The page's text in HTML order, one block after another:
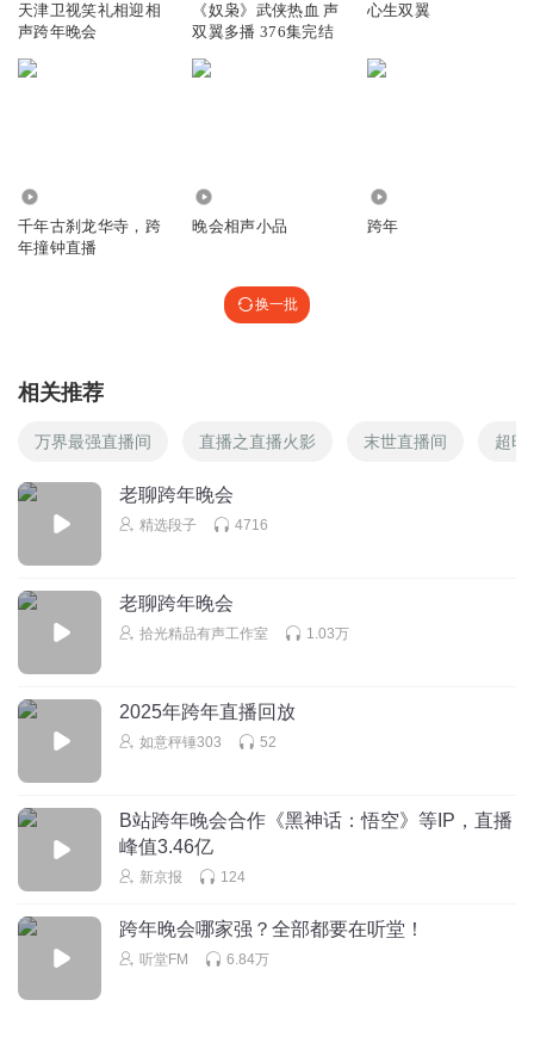
天津卫视笑礼相迎相
声跨年晚会
《奴枭》武侠热血 声
双翼多播 376集完结
心生双翼
千年古刹龙华寺，跨
年撞钟直播
晚会相声小品 跨年
换一批
相关推荐
万界最强直播间 直播之直播火影 末世直播间 超时
老聊跨年晚会
精选段子 4716
老聊跨年晚会
拾光精品有声工作室 1.03万
2025年跨年直播回放
如意秤锤303 52
B站跨年晚会合作《黑神话：悟空》等IP，直播
峰值3.46亿
新京报 124
跨年晚会哪家强？全部都要在听堂！
听堂FM 6.84万